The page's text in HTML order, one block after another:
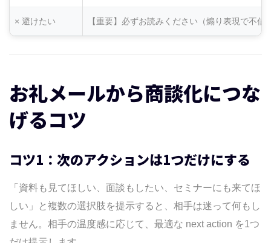
× 避けたい 【重要】必ずお読みください（煽り表現で不信
お礼メールから商談化につな
げるコツ
コツ1：次のアクションは1つだけにする
「資料も見てほしい、面談もしたい、セミナーにも来てほ
しい」と複数の選択肢を提示すると、相手は迷って何もし
ません。相手の温度感に応じて、最適な next action を1つ